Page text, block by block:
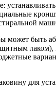
может быть